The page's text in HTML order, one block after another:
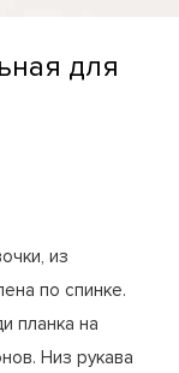
для
из
по спинке.
планка на
Низ рукава